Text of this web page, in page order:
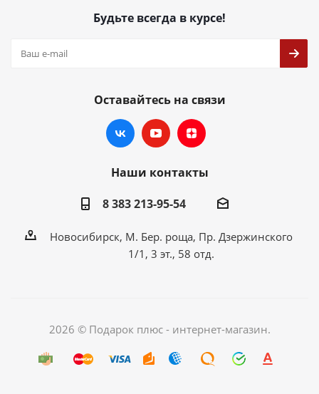
Будьте всегда в курсе!
Оставайтесь на связи
Наши контакты
8 383 213-95-54
Новосибирск, М. Бер. роща, Пр. Дзержинского
1/1, 3 эт., 58 отд.
2026 © Подарок плюс - интернет-магазин.